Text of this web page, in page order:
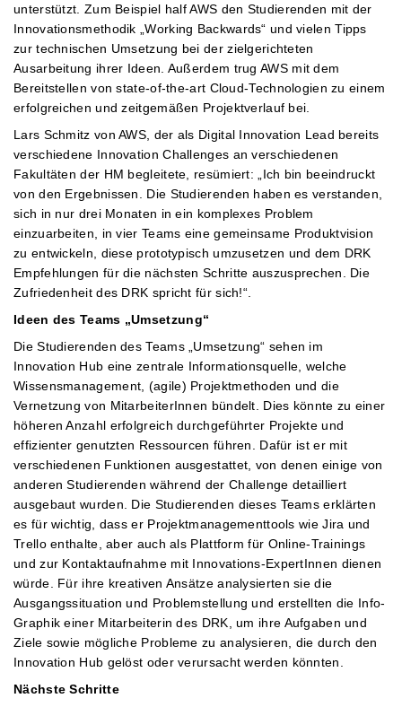
unterstützt. Zum Beispiel half AWS den Studierenden mit der
Innovationsmethodik „Working Backwards“ und vielen Tipps
zur technischen Umsetzung bei der zielgerichteten
Ausarbeitung ihrer Ideen. Außerdem trug AWS mit dem
Bereitstellen von state-of-the-art Cloud-Technologien zu einem
erfolgreichen und zeitgemäßen Projektverlauf bei.
Lars Schmitz von AWS, der als Digital Innovation Lead bereits
verschiedene Innovation Challenges an verschiedenen
Fakultäten der HM begleitete, resümiert: „Ich bin beeindruckt
von den Ergebnissen. Die Studierenden haben es verstanden,
sich in nur drei Monaten in ein komplexes Problem
einzuarbeiten, in vier Teams eine gemeinsame Produktvision
zu entwickeln, diese prototypisch umzusetzen und dem DRK
Empfehlungen für die nächsten Schritte auszusprechen. Die
Zufriedenheit des DRK spricht für sich!“.
Ideen des Teams „Umsetzung“
Die Studierenden des Teams „Umsetzung“ sehen im
Innovation Hub eine zentrale Informationsquelle, welche
Wissensmanagement, (agile) Projektmethoden und die
Vernetzung von MitarbeiterInnen bündelt. Dies könnte zu einer
höheren Anzahl erfolgreich durchgeführter Projekte und
effizienter genutzten Ressourcen führen. Dafür ist er mit
verschiedenen Funktionen ausgestattet, von denen einige von
anderen Studierenden während der Challenge detailliert
ausgebaut wurden. Die Studierenden dieses Teams erklärten
es für wichtig, dass er Projektmanagementtools wie Jira und
Trello enthalte, aber auch als Plattform für Online-Trainings
und zur Kontaktaufnahme mit Innovations-ExpertInnen dienen
würde. Für ihre kreativen Ansätze analysierten sie die
Ausgangssituation und Problemstellung und erstellten die Info-
Graphik einer Mitarbeiterin des DRK, um ihre Aufgaben und
Ziele sowie mögliche Probleme zu analysieren, die durch den
Innovation Hub gelöst oder verursacht werden könnten.
Nächste Schritte